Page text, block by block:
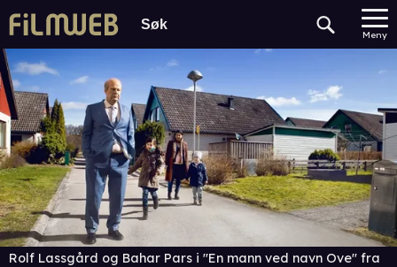
Meny
Rolf Lassgård og Bahar Pars i "En mann ved navn Ove" fra